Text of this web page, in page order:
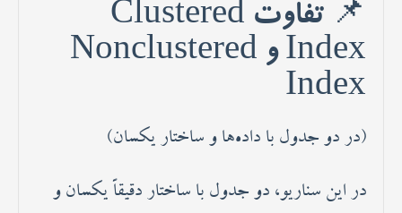
📌 تفاوت Clustered
Index و Nonclustered
Index
(در دو جدول با داده‌ها و ساختار یکسان)
در این سناریو، دو جدول با ساختار دقیقاً یکسان و